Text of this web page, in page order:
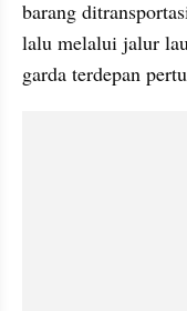
barang
lalu melalui jalur
garda terdepan